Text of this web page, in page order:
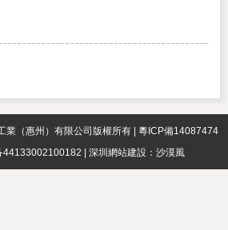
（惠州）有限公司版權所有 | 粵ICP備14087474
44133002100182 | 深圳網站建設 ： 沙漠風